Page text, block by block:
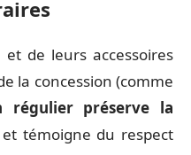
et de leurs accessoires
la concession (comme
régulier préserve la
témoigne du respect